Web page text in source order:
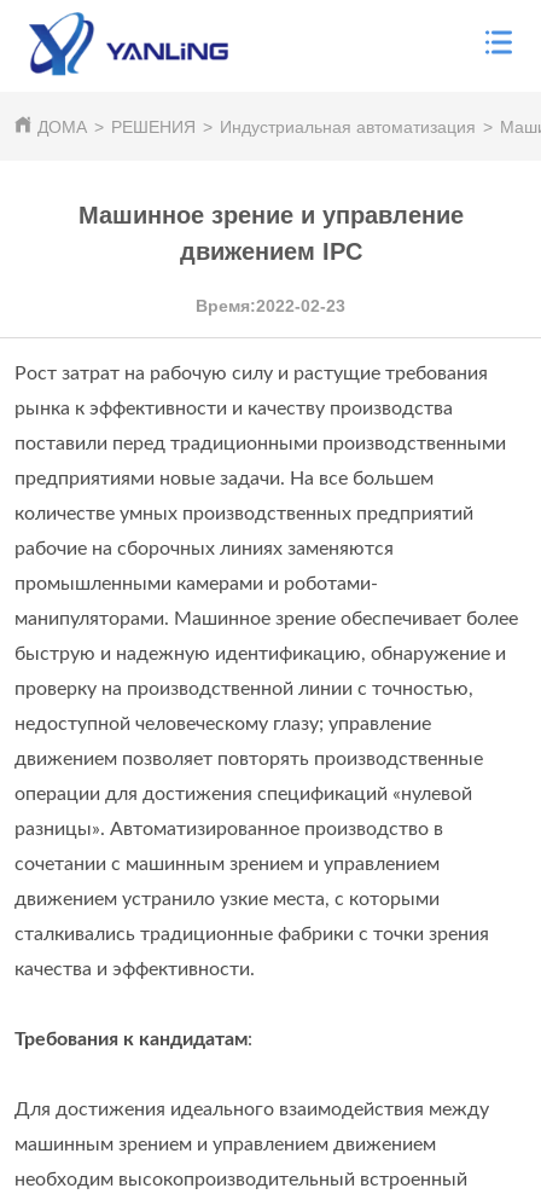
ДОМА > РЕШЕНИЯ > Индустриальная автоматизация >
Машинное зрение и управление
движением IPC
Время:2022-02-23